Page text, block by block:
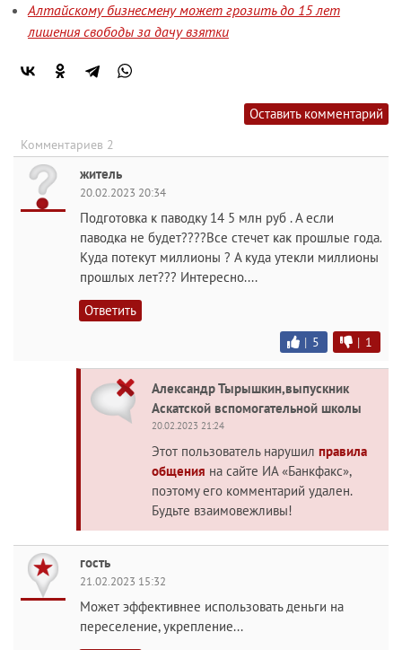
Алтайскому бизнесмену может грозить до 15 лет
лишения свободы за дачу взятки
Оставить комментарий
Комментариев 2
житель
20.02.2023 20:34
Подготовка к паводку 14 5 млн руб . А если
паводка не будет????Все стечет как прошлые года.
Куда потекут миллионы ? А куда утекли миллионы
прошлых лет??? Интересно....
Ответить
| 5 | 1
Александр Тырышкин,выпускник
Аскатской вспомогательной школы
20.02.2023 21:24
Этот пользователь нарушил правила
общения на сайте ИА «Банкфакс»,
поэтому его комментарий удален.
Будьте взаимовежливы!
гость
21.02.2023 15:32
Может эффективнее использовать деньги на
переселение, укрепление...